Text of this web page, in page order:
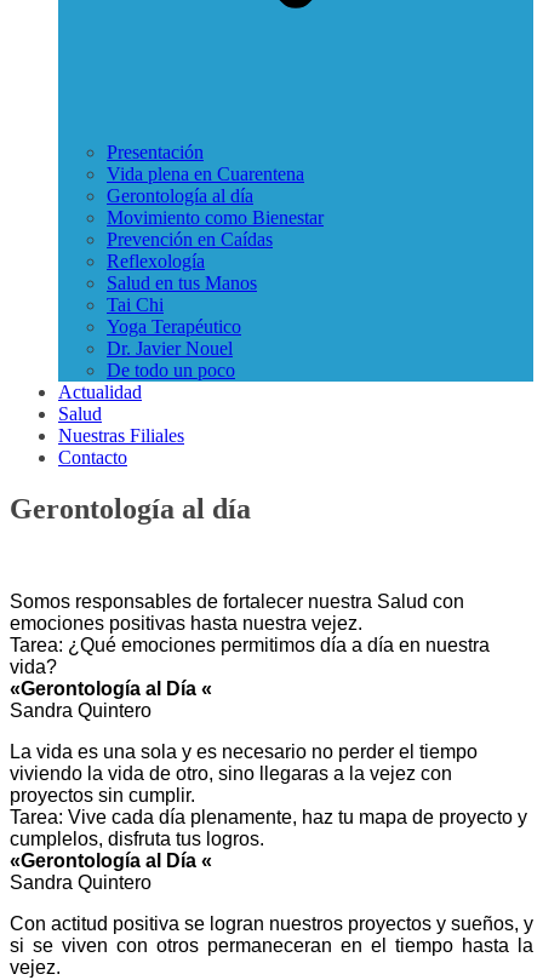
Presentación
Vida plena en Cuarentena
Gerontología al día
Movimiento como Bienestar
Prevención en Caídas
Reflexología
Salud en tus Manos
Tai Chi
Yoga Terapéutico
Dr. Javier Nouel
De todo un poco
Actualidad
Salud
Nuestras Filiales
Contacto
Gerontología al día
Somos responsables de fortalecer nuestra Salud con
emociones positivas hasta nuestra vejez.
Tarea: ¿Qué emociones permitimos día a día en nuestra
vida?
«Gerontología al Día «
Sandra Quintero
La vida es una sola y es necesario no perder el tiempo
viviendo la vida de otro, sino llegaras a la vejez con
proyectos sin cumplir.
Tarea: Vive cada día plenamente, haz tu mapa de proyecto y
cumplelos, disfruta tus logros.
«Gerontología al Día «
Sandra Quintero
Con actitud positiva se logran nuestros proyectos y sueños, y
si se viven con otros permaneceran en el tiempo hasta la
vejez.